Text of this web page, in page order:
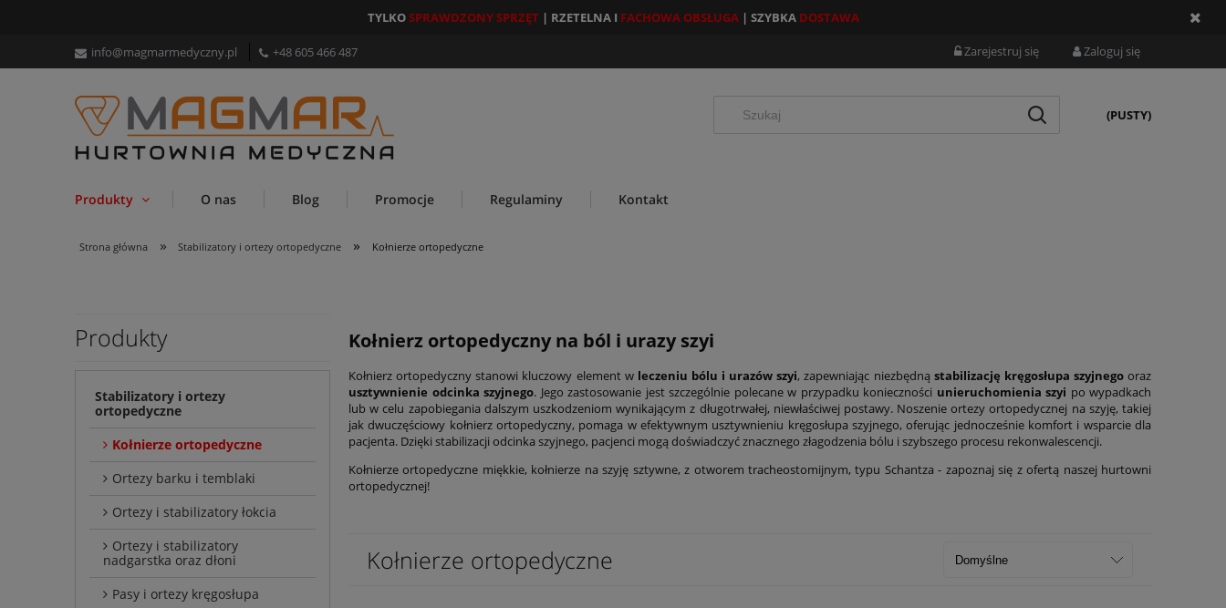
TYLKOSPRAWDZONY SPRZĘT| RZETELNA I FACHOWA OBSŁUGA| SZYBKA DOSTAWA
info@magmarmedyczny.pl +48 605 466 487 Zarejestruj się Zaloguj się
(PUSTY)
Produkty O nas Blog Promocje Regulaminy Kontakt
Strona główna » Stabilizatory i ortezy ortopedyczne » Kołnierze ortopedyczne
Produkty
Stabilizatory i ortezy
ortopedyczne
Kołnierze ortopedyczne
Ortezy barku i temblaki
Ortezy i stabilizatory łokcia
Ortezy i stabilizatory
nadgarstka oraz dłoni
Pasy i ortezy kręgosłupa
Kołnierz ortopedyczny na ból i urazy szyi
Kołnierz ortopedyczny stanowi kluczowy element w leczeniu bólu i urazów szyi, zapewniając niezbędną stabilizację kręgosłupa szyjnegooraz
usztywnienie odcinka szyjnego. Jego zastosowanie jest szczególnie polecane w przypadku konieczności unieruchomienia szyi po wypadkach
lub w celu zapobiegania dalszym uszkodzeniom wynikającym z długotrwałej, niewłaściwej postawy. Noszenie ortezy ortopedycznej na szyję, takiej
jak dwuczęściowy kołnierz ortopedyczny, pomaga w efektywnym usztywnieniu kręgosłupa szyjnego, oferując jednocześnie komfort i wsparcie dla
pacjenta. Dzięki stabilizacji odcinka szyjnego, pacjenci mogą doświadczyć znacznego złagodzenia bólu i szybszego procesu rekonwalescencji.
Kołnierze ortopedyczne miękkie, kołnierze na szyję sztywne, z otworem tracheostomijnym, typu Schantza - zapoznaj się z ofertą naszej hurtowni
ortopedycznej!
Kołnierze ortopedyczne